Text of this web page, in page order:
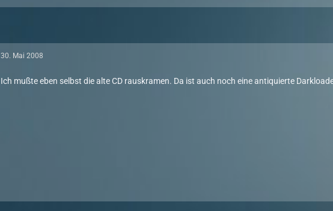
30. Mai 2008
Ich mußte eben selbst die alte CD rauskramen. Da ist auch noch eine antiquierte